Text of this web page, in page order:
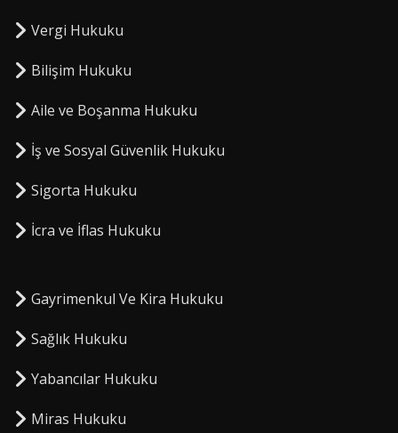
Vergi Hukuku
Bilişim Hukuku
Aile ve Boşanma Hukuku
İş ve Sosyal Güvenlik Hukuku
Sigorta Hukuku
⁠İcra ve İflas Hukuku
Gayrimenkul Ve Kira Hukuku
Sağlık Hukuku
Yabancılar Hukuku
Miras Hukuku